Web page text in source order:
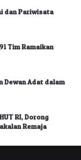
dan Pariwisata
Tim Ramaikan
Dewan Adat dalam
RI, Dorong
Remaja